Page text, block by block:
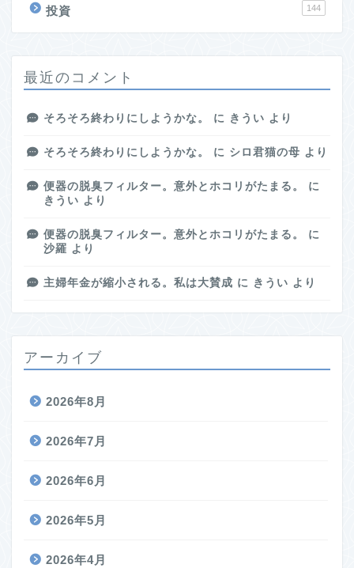
投資 144
最近のコメント
そろそろ終わりにしようかな。 に きうい より
そろそろ終わりにしようかな。 に シロ君猫の母 より
便器の脱臭フィルター。意外とホコリがたまる。
に
きうい より
便器の脱臭フィルター。意外とホコリがたまる。
に
沙羅 より
主婦年金が縮小される。私は大賛成 に きうい より
アーカイブ
2026年8月
2026年7月
2026年6月
2026年5月
2026年4月